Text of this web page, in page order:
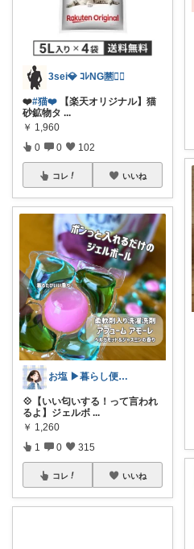
3sei💎 ｺﾚNG🈲🙅‍♀️
❤️#猫❤️ 【楽天オリジナル】猫
砂鉱物タ ...
￥ 1,960
0 0 102
コレ いいね
お塩 ▶︎暮らし便利/お得room
💠【いい匂いする！って言われ
るよ】ジェルボ ...
￥ 1,260
1 0 315
コレ いいね